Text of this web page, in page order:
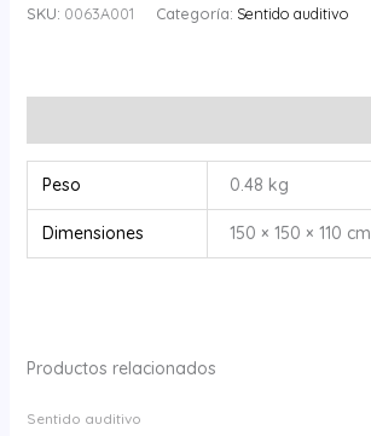
SKU: 0063A001 Categoría: Sentido auditivo
Peso 0.48 kg
Dimensiones 150 × 150 × 110 cm
Productos relacionados
Sentido auditivo